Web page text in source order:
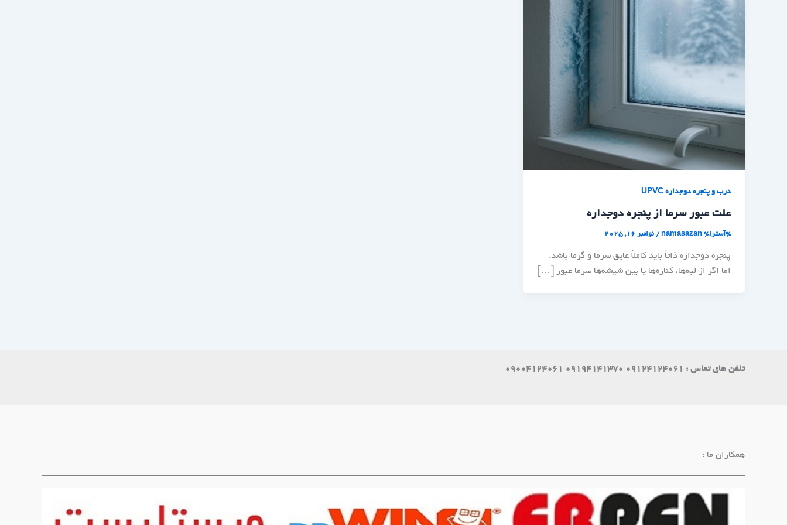
درب و پنجره دوجداره UPVC
علت عبور سرما از پنجره دوجداره
%آسترا% namasazan
/ نوامبر 16, 2025
پنجره دوجداره ذاتاً باید کاملاً عایق سرما و گرما باشد.
اما اگر از لبه‌ها، کناره‌ها یا بین شیشه‌ها سرما عبور […]
تلفن های تماس : 09124124061 09194141370 09004124061
همکاران ما :